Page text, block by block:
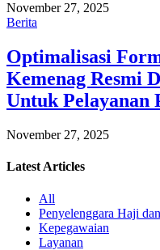
November 27, 2025
Berita
Optimalisasi
Kemenag Resmi
Untuk Pelayanan
November 27, 2025
Latest Articles
All
Penyelenggara Haji
Kepegawaian
Layanan